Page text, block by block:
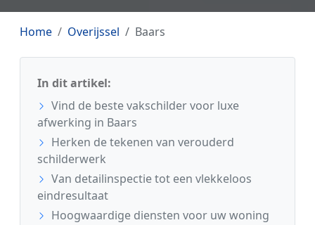
Home Overijssel Baars
In dit artikel:
Vind de beste vakschilder voor luxe
afwerking in Baars
Herken de tekenen van verouderd
schilderwerk
Van detailinspectie tot een vlekkeloos
eindresultaat
Hoogwaardige diensten voor uw woning